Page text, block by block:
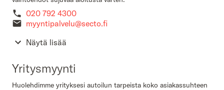
020 792 4300
myyntipalvelu@secto.fi
Näytä lisää
Yritysmyynti
Huolehdimme yrityksesi autoilun tarpeista koko asiakassuhteen